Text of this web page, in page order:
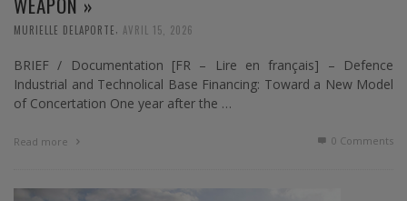
MURIELLE DELAPORTE AVRIL 15, 2026
BRIEF / Documentation [FR – Lire en français] – Defence
Industrial and Technolical Base Financing: Toward a New Model
of Concertation One year after the …
Read more 0 Comments